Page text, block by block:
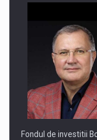
ROOTED IN
THE…
Fondul de investitii